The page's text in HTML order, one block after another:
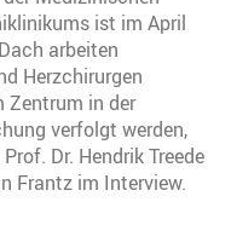
ist im April
arbeiten
Herzchirurgen
Zentrum in der
verfolgt werden,
Dr. Hendrik Treede
Frantz im Interview.